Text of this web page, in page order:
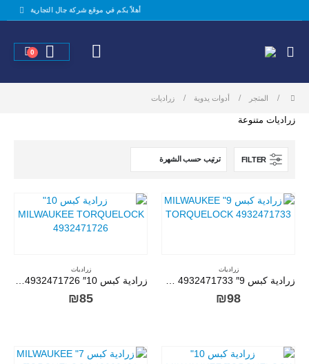
أهلاً بكم في موقع شركة جال التجارية
0
المتجر أدوات يدوية زراديات
زراديات متنوعة
FILTER
زراديات
زرادية كبس 9″ MILWAUKEE TORQUELOCK 4932471733
₪98
زراديات
زرادية كبس 10″ MILWAUKEE TORQUELOCK 4932471726
₪85